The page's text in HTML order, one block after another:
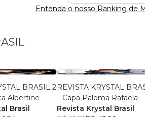
Entenda o nosso Ranking de
BRASIL 2
Albertine
Brasil
REVISTA KRYSTAL
– Capa Paloma Rafaela
Revista Krystal Brasil